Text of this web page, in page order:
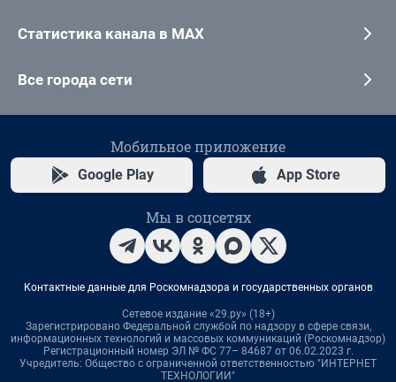
Статистика канала в MAX
Все города сети
Мобильное приложение
Google Play App Store
Мы в соцсетях
Контактные данные для Роскомнадзора и государственных органов
Сетевое издание «29.ру» (18+)
Зарегистрировано Федеральной службой по надзору в сфере связи,
информационных технологий и массовых коммуникаций (Роскомнадзор)
Регистрационный номер ЭЛ № ФС 77– 84687 от 06.02.2023 г.
Учредитель: Общество с ограниченной ответственностью "ИНТЕРНЕТ
ТЕХНОЛОГИИ"